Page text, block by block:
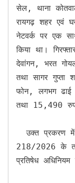
सेल, थाना
रायगढ़ शहर एवं
नेटवर्क पर एक
किया था।
देवांगन, भरत
तथा सागर गुप्ता
फोन, लगभग ढाई
तथा 15,490
  उक्त प्रकरण में थाना कोतवाली में अपराध क्रमांक
218/2026 के
प्रतिषेध